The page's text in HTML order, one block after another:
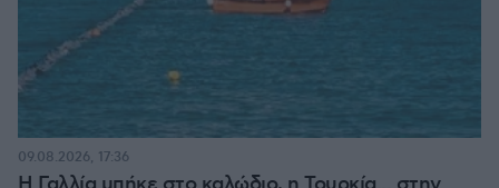
09.08.2026, 17:36